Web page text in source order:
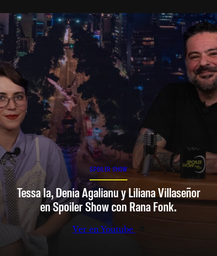
SPOILER SHOW
Tessa Ia, Denia Agalianu y Liliana Villaseñor
en Spoiler Show con Rana Fonk.
Ver en Youtube